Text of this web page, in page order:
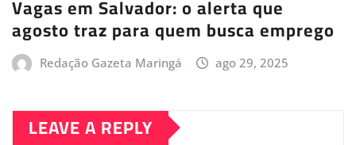
Vagas em Salvador: o alerta que
agosto traz para quem busca emprego
Redação Gazeta Maringá ago 29, 2025
LEAVE A REPLY